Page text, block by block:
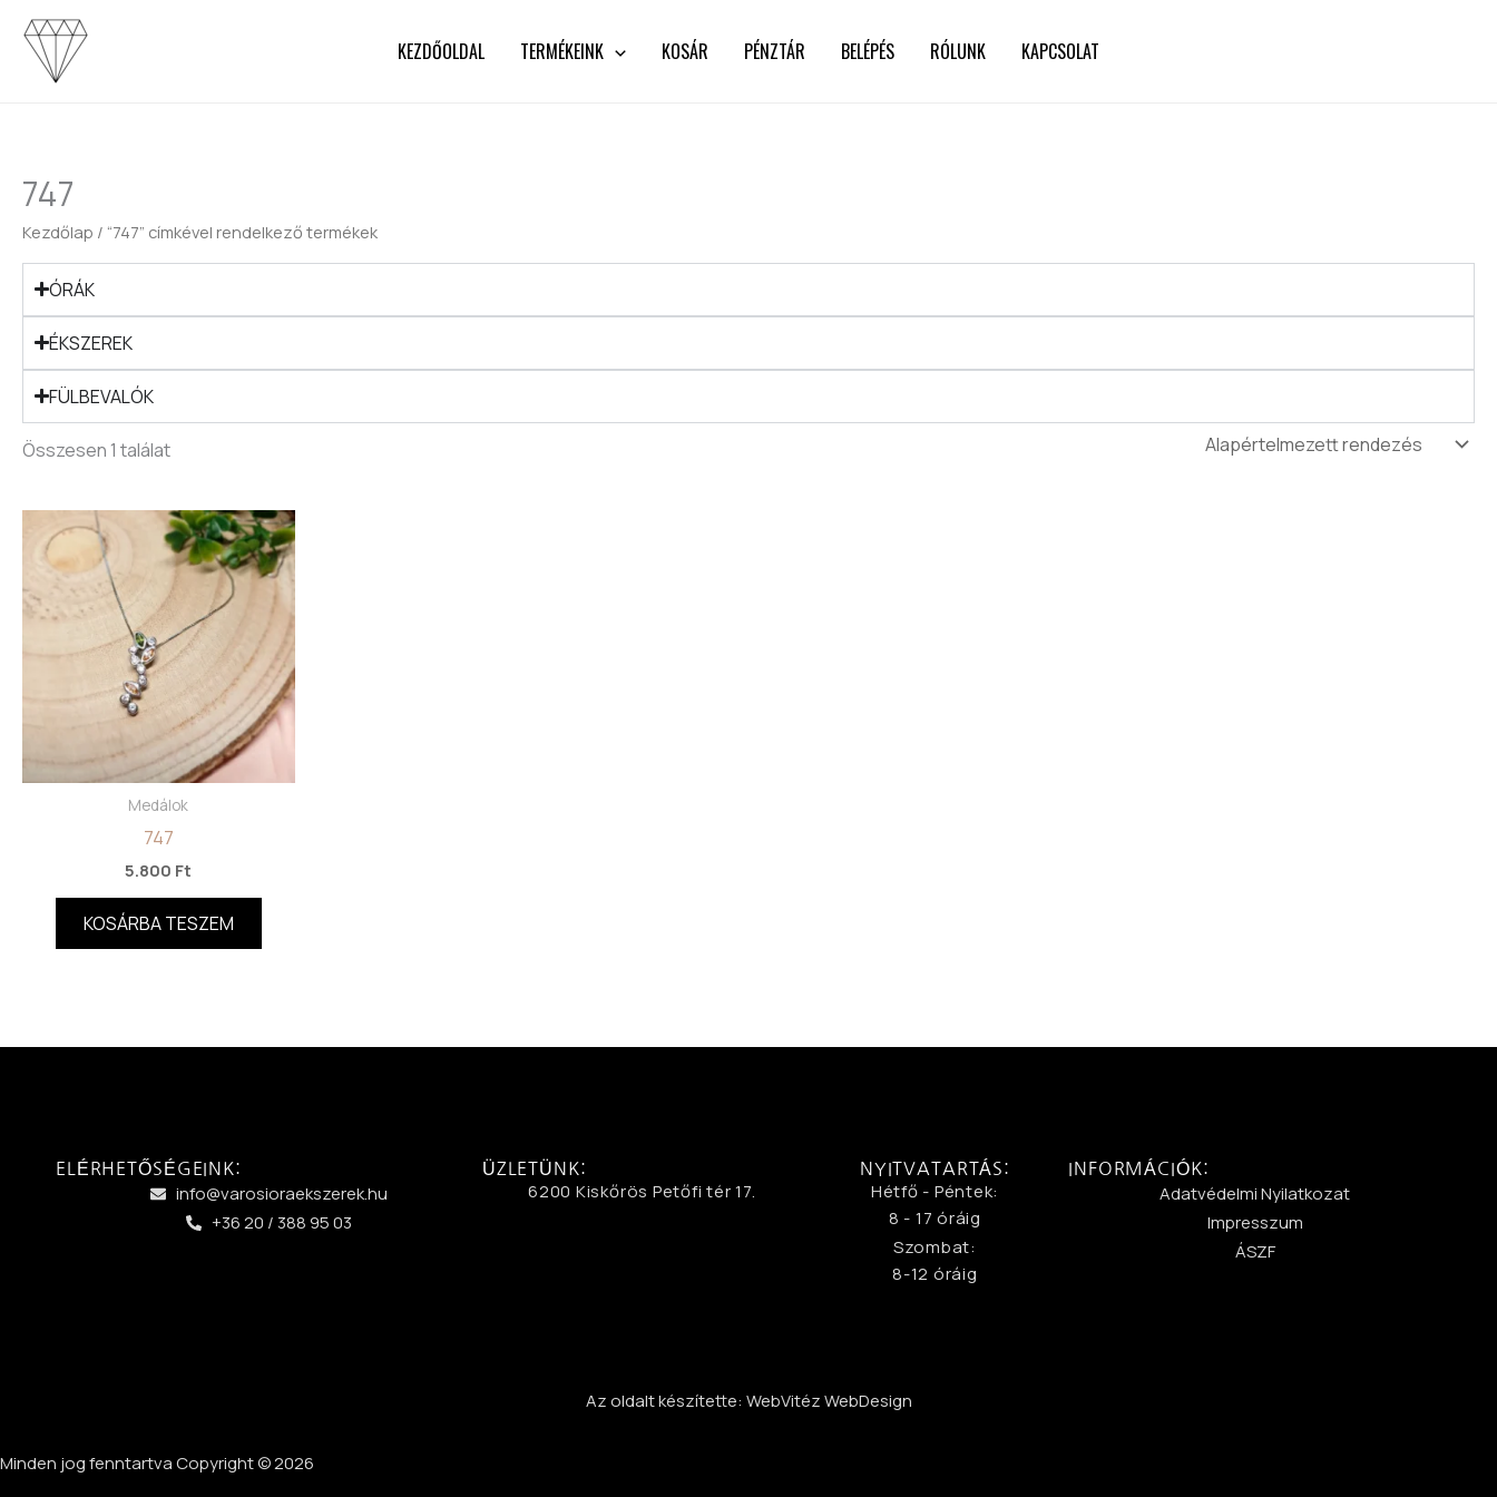
Skip
content
KEZDŐOLDAL TERMÉKEINK KOSÁR PÉNZTÁR BELÉPÉS RÓLUNK KAPCSOLAT
747
Kezdőlap / “747” címkével rendelkező termékek
ÓRÁK
ÉKSZEREK
FÜLBEVALÓK
Összesen 1 találat
Medálok
747
5.800 Ft
KOSÁRBA TESZEM
ELÉRHETŐSÉGEINK:
info@varosioraekszerek.hu
+36 20 / 388 95 03
ÜZLETÜNK:
6200 Kiskőrös Petőfi tér 17.
NYITVATARTÁS:
Hétfő - Péntek:
8 - 17 óráig
Szombat:
8-12 óráig
INFORMÁCIÓK:
Adatvédelmi Nyilatkozat
Impresszum
ÁSZF
Az oldalt készítette: WebVitéz WebDesign
Minden jog fenntartva Copyright © 2026